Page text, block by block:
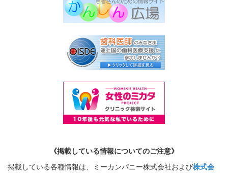
《掲載している情報についてのご注意》
掲載している各種情報は、ミーカンパニー株式会社および株式会